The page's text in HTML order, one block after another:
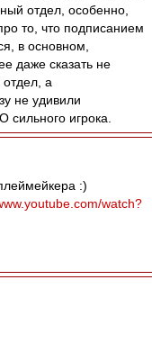
отдел, особенно,
то, что подписанием
в основном,
даже сказать не
а
не удивили
игрока.
:)
watch?